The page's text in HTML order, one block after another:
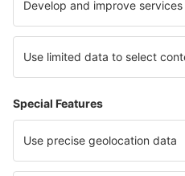
Cazare in Sudetes Cazare